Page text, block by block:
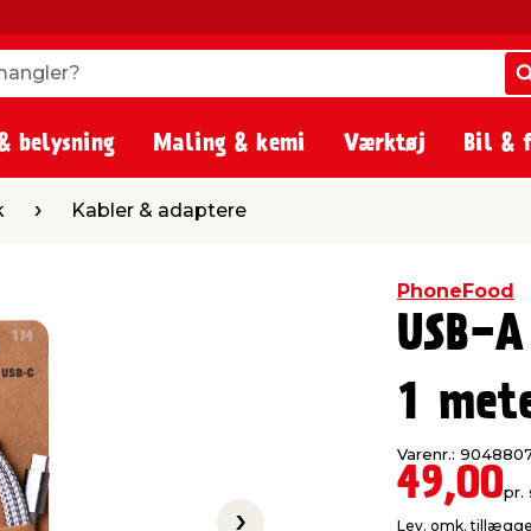
belysning Maling & kemi Værktøj Bil &
& adaptereKabler & adaptere
PhoneFood
USB-
1
Varenr.:
49,00pr.
Lev. omk.